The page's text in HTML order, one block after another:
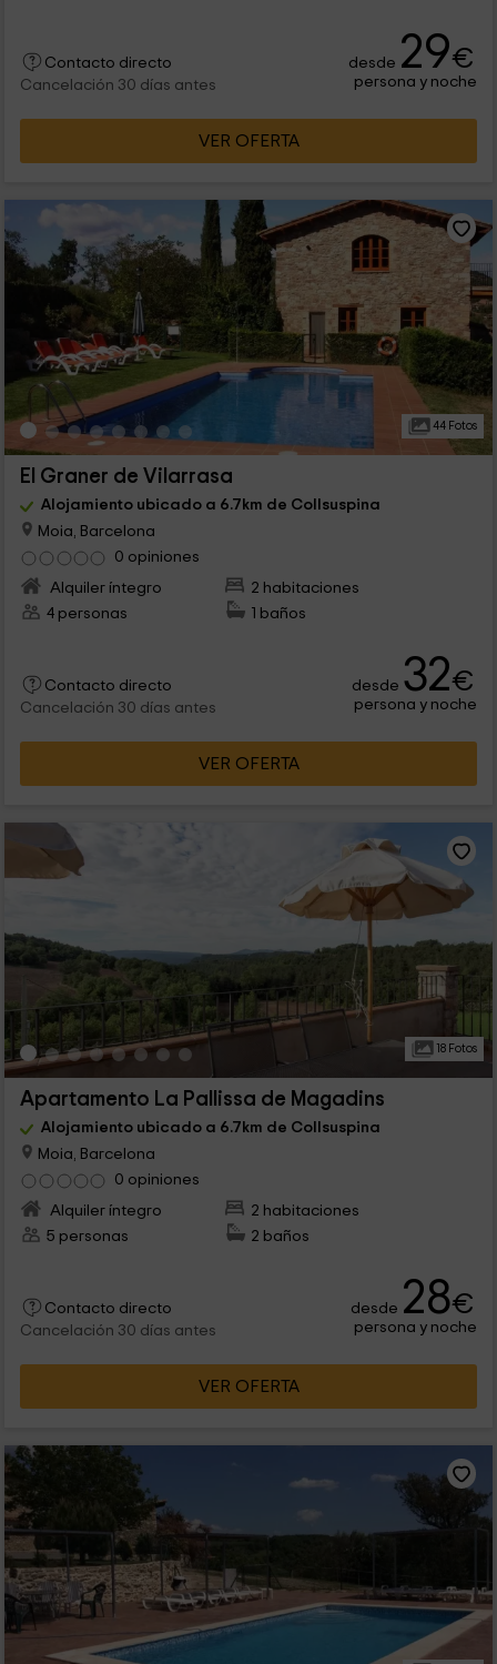
Contacto directo
Cancelación 30 días antes
desde 29€
persona y noche
VER OFERTA
44 Fotos
El Graner de Vilarrasa
Alojamiento ubicado a 6.7km de Collsuspina
Moia, Barcelona
0 opiniones
Alquiler íntegro
2 habitaciones
4 personas
1 baños
Contacto directo
Cancelación 30 días antes
desde 32€
persona y noche
VER OFERTA
18 Fotos
Apartamento La Pallissa de Magadins
Alojamiento ubicado a 6.7km de Collsuspina
Moia, Barcelona
0 opiniones
Alquiler íntegro
2 habitaciones
5 personas
2 baños
Contacto directo
Cancelación 30 días antes
desde 28€
persona y noche
VER OFERTA